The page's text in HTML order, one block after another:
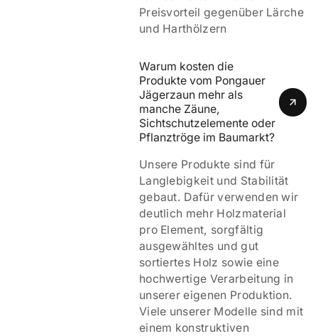
Preisvorteil gegenüber Lärche
und Harthölzern
Warum kosten die
Produkte vom Pongauer
Jägerzaun mehr als
manche Zäune,
Sichtschutzelemente oder
Pflanztröge im Baumarkt?
Unsere Produkte sind für
Langlebigkeit und Stabilität
gebaut. Dafür verwenden wir
deutlich mehr Holzmaterial
pro Element, sorgfältig
ausgewähltes und gut
sortiertes Holz sowie eine
hochwertige Verarbeitung in
unserer eigenen Produktion.
Viele unserer Modelle sind mit
einem konstruktiven